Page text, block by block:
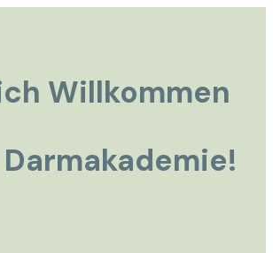
Willkommen